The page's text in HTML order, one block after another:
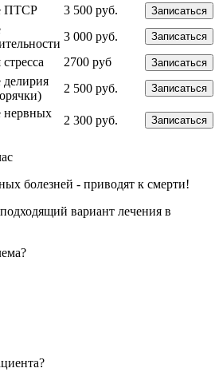
ПТСР 3 500 руб. Записаться
3 000 руб. Записаться
2700 руб Записаться
делирия
2 500 руб. Записаться
нервных
2 300 руб. Записаться
болезней - приводят к смерти!
вариант лечения в